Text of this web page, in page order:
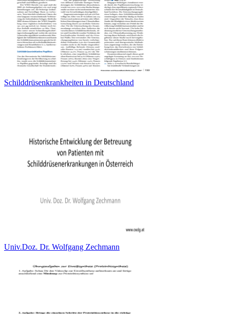
Schilddrüsenkrankheiten in Deutschland
Univ.Doz. Dr. Wolfgang Zechmann